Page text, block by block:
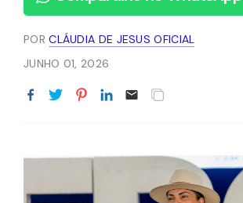
PORCLÁUDIA DE JESUS OFICIAL
JUNHO 01, 2026